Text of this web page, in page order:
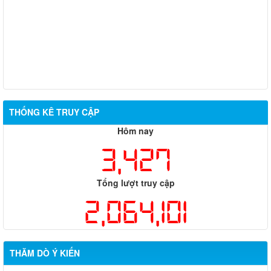
THỐNG KÊ TRUY CẬP
Hôm nay
3,427
Tổng lượt truy cập
2,064,101
THĂM DÒ Ý KIẾN